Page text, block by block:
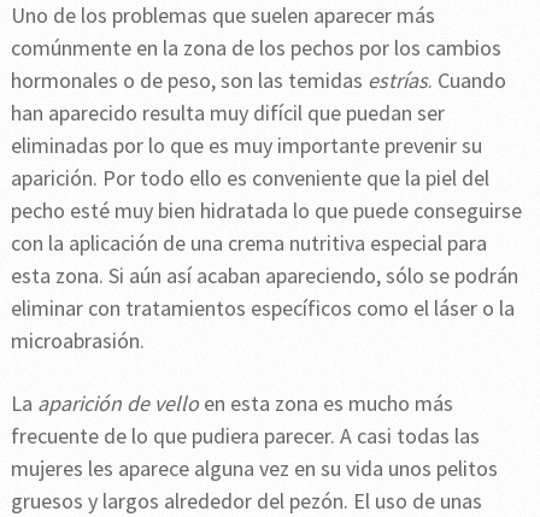
Uno de los problemas que suelen aparecer más
comúnmente en la zona de los pechos por los cambios
hormonales o de peso, son las temidas estrías. Cuando
han aparecido resulta muy difícil que puedan ser
eliminadas por lo que es muy importante prevenir su
aparición. Por todo ello es conveniente que la piel del
pecho esté muy bien hidratada lo que puede conseguirse
con la aplicación de una crema nutritiva especial para
esta zona. Si aún así acaban apareciendo, sólo se podrán
eliminar con tratamientos específicos como el láser o la
microabrasión.
La aparición de velloen esta zona es mucho más
frecuente de lo que pudiera parecer. A casi todas las
mujeres les aparece alguna vez en su vida unos pelitos
gruesos y largos alrededor del pezón. El uso de unas